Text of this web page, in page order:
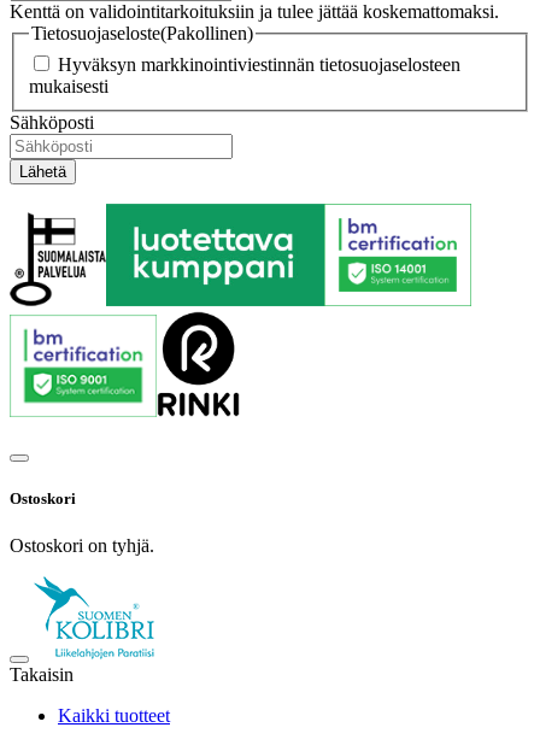
Kenttä on validointitarkoituksiin ja tulee jättää koskemattomaksi.
Tietosuojaseloste(Pakollinen)
Hyväksyn markkinointiviestinnän tietosuojaselosteen
mukaisesti
Sähköposti
Ostoskori
Ostoskori on tyhjä.
Takaisin
Kaikki tuotteet